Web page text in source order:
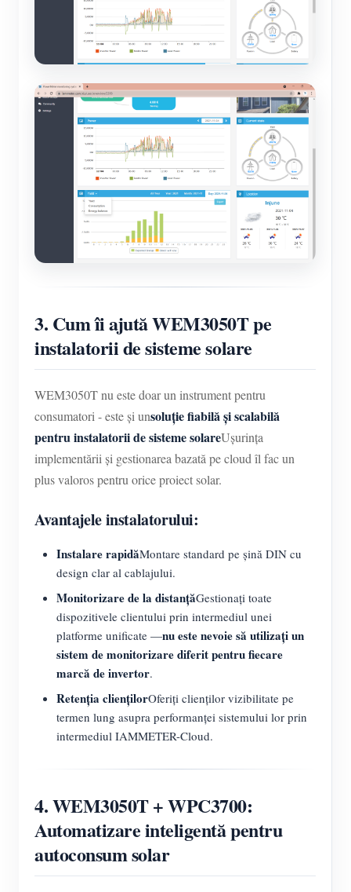
3. Cum îi ajută WEM3050T pe
instalatorii de sisteme solare
WEM3050T nu este doar un instrument pentru
consumatori - este și unsoluție fiabilă și scalabilă
pentru instalatorii de sisteme solareUșurința
implementării și gestionarea bazată pe cloud îl fac un
plus valoros pentru orice proiect solar.
Avantajele instalatorului:
Instalare rapidăMontare standard pe șină DIN cu
design clar al cablajului.
Monitorizare de la distanțăGestionați toate
dispozitivele clientului prin intermediul unei
platforme unificate —nu este nevoie să utilizați un
sistem de monitorizare diferit pentru fiecare
marcă de invertor.
Retenția cliențilorOferiți clienților vizibilitate pe
termen lung asupra performanței sistemului lor prin
intermediul IAMMETER-Cloud.
4. WEM3050T + WPC3700:
Automatizare inteligentă pentru
autoconsum solar